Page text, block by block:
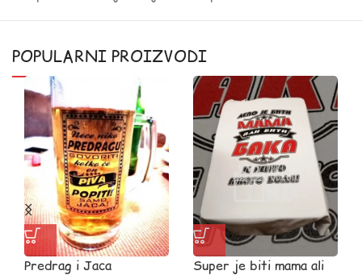
POPULARNI PROIZVODI
Predrag i Jaca
Super je biti mama ali